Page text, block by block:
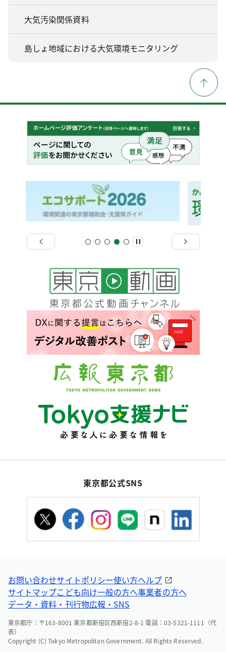
大気汚染関係資料
島しょ地域における大気環境モニタリング
東京都公式SNS
お問い合わせサイトポリシー使い方ヘルプ
サイトマップこども向け一般の方へ事業者の方へ
データ・資料・刊行物広報・SNS
東京都庁：〒163-8001 東京都新宿区西新宿2-8-1 電話：03-5321-1111（代
表）
Copyright (C) Tokyo Metropolitan Government. All Rights Reserved.